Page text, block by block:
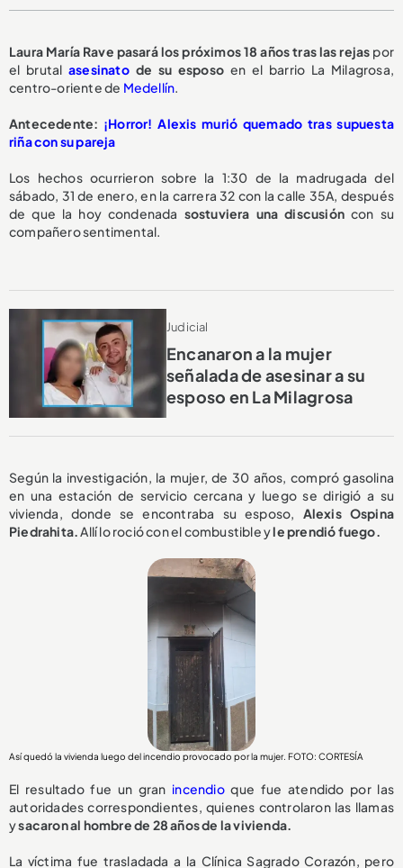
Laura María Rave pasará lospróximos 18 añostras las rejas por
el brutalasesinatode su esposo en el barrio La Milagrosa,
centro-oriente de Medellín.
Antecedente: ¡Horror! Alexis murió quemado tras supuesta
riña con su pareja
Los hechos ocurrieron sobre la 1:30 de la madrugada del
sábado, 31 de enero, en la carrera 32 con la calle 35A, después
de que la hoy condenada sostuviera una discusión con su
compañero sentimental.
Judicial
Encanaron a la mujer
señalada de asesinar a su
esposo en La Milagrosa
Según la investigación, la mujer, de 30 años, compró gasolina
en una estación de servicio cercana y luego se dirigió a su
vivienda, donde se encontraba su esposo, Alexis Ospina
Piedrahita.Allí lo roció con el combustible yle prendió fuego.
Así quedó la vivienda luego del incendio provocado por la mujer. FOTO: CORTESÍA
El resultado fue un gran incendioque fue atendido por las
autoridades correspondientes, quienes controlaron las llamas
ysacaron al hombre de 28 años de la vivienda.
La víctima fue trasladada a la Clínica Sagrado Corazón, pero